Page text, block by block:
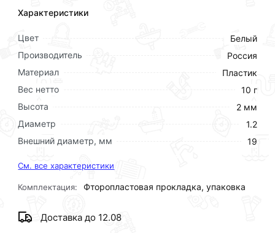
Характеристики
Цвет
Белый
Производитель
Россия
Материал
Пластик
Вес нетто
10 г
Высота
2 мм
Диаметр
1.2
Внешний диаметр, мм
19
См. все характеристики
Комплектация: Фторопластовая прокладка, упаковка
Доставка до 12.08